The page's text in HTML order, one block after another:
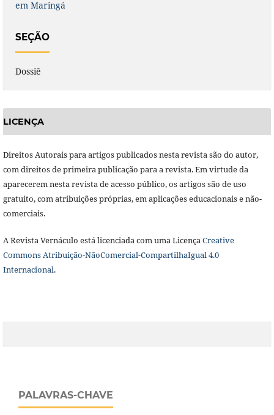
em Maringá
SEÇÃO
Dossiê
LICENÇA
Direitos Autorais para artigos publicados nesta revista são do autor,
com direitos de primeira publicação para a revista. Em virtude da
aparecerem nesta revista de acesso público, os artigos são de uso
gratuito, com atribuições próprias, em aplicações educacionais e não-
comerciais.
A Revista Vernáculo está licenciada com uma LicençaCreative
Commons Atribuição-NãoComercial-CompartilhaIgual 4.0
Internacional.
PALAVRAS-CHAVE